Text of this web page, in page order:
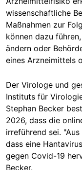
wissenschaftliche
Maßnahmen zur
können dazu
ändern oder
eines Arzneimittels
Der Virologe und
Instituts für
Stephan Becker
2026, dass die
irreführend sei.
dass eine
gegen Covid-19
Becker.